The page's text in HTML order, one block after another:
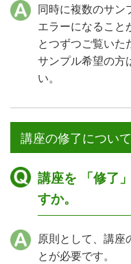
同時に複数のサン
エラーになること
とつずつご覧いた
サンプル希望の方
い。
講座の修了について
講座を 「修了
すか。
原則として、講座
とが必要です。